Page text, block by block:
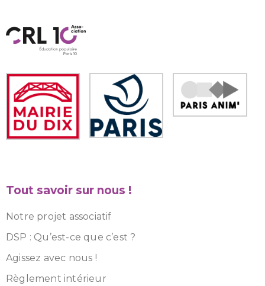
Tout savoir sur nous !
Notre projet associatif
DSP : Qu’est-ce que c’est ?
Agissez avec nous !
Règlement intérieur